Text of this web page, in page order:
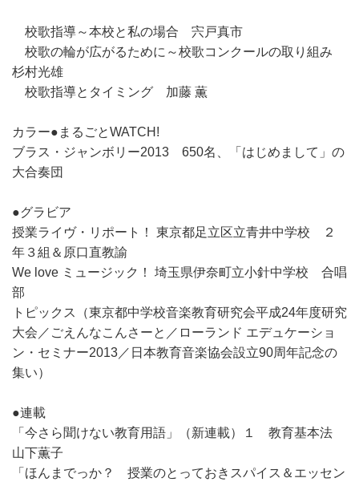
校歌指導～本校と私の場合 宍戸真市
校歌の輪が広がるために～校歌コンクールの取り組み
杉村光雄
校歌指導とタイミング 加藤 薫
カラー●まるごとWATCH!
ブラス・ジャンボリー2013 650名、「はじめまして」の
大合奏団
●グラビア
授業ライヴ・リポート！ 東京都足立区立青井中学校 ２
年３組＆原口直教諭
We love ミュージック！ 埼玉県伊奈町立小針中学校 合唱
部
トピックス（東京都中学校音楽教育研究会平成24年度研究
大会／ごえんなこんさーと／ローランド エデュケーショ
ン・セミナー2013／日本教育音楽協会設立90周年記念の
集い）
●連載
「今さら聞けない教育用語」（新連載）１ 教育基本法
山下薫子
「ほんまでっか？ 授業のとっておきスパイス＆エッセン